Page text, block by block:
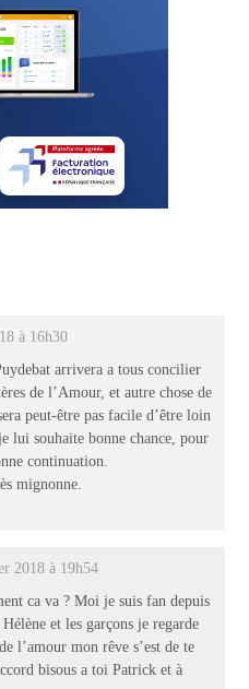
à 16h30
arrivera a tous concilier
de l’Amour, et autre chose de
peut-être pas facile d’être loin
lui souhaite bonne chance, pour
continuation.
mignonne.
2018 à 19h54
ca va ? Moi je suis fan depuis
et les garçons je regarde
l’amour mon rêve s’est de te
bisous a toi Patrick et à